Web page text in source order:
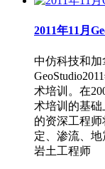
2011年11月
中仿科技和加
术培训。在
术培训的基础
的资深工程
定、渗流、
岩土工程师